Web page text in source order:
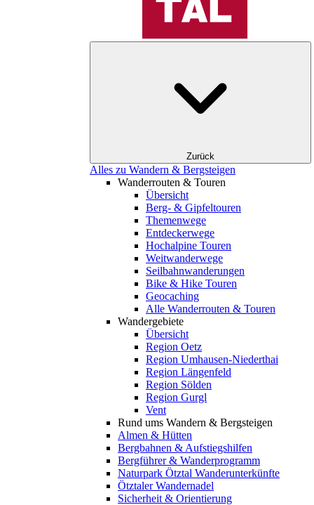
Zurück
Alles zu Wandern & Bergsteigen
Wanderrouten & Touren
Übersicht
Berg- & Gipfeltouren
Themenwege
Entdeckerwege
Hochalpine Touren
Weitwanderwege
Seilbahnwanderungen
Bike & Hike Touren
Geocaching
Alle Wanderrouten & Touren
Wandergebiete
Übersicht
Region Oetz
Region Umhausen-Niederthai
Region Längenfeld
Region Sölden
Region Gurgl
Vent
Rund ums Wandern & Bergsteigen
Almen & Hütten
Bergbahnen & Aufstiegshilfen
Bergführer & Wanderprogramm
Naturpark Ötztal Wanderunterkünfte
Ötztaler Wandernadel
Sicherheit & Orientierung